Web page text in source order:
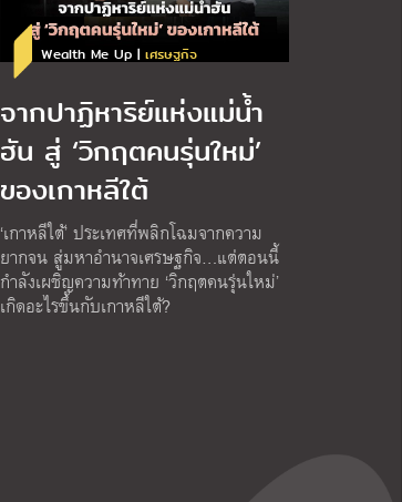
Wealth Me Up | เศรษฐกิจ
จากปาฏิหาริย์แห่งแม่น้ำ
ฮัน สู่ ‘วิกฤตคนรุ่นใหม่’
ของเกาหลีใต้
‘เกาหลีใต้’ ประเทศที่พลิกโฉมจากความ
ยากจน สู่มหาอำนาจเศรษฐกิจ…แต่ตอนนี้
กำลังเผชิญความท้าทาย ‘วิกฤตคนรุ่นใหม่’
เกิดอะไรขึ้นกับเกาหลีใต้?